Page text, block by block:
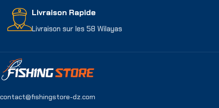
Livraison Rapide
Livraison sur les 58 Wilayas
contact@fishingstore-dz.com